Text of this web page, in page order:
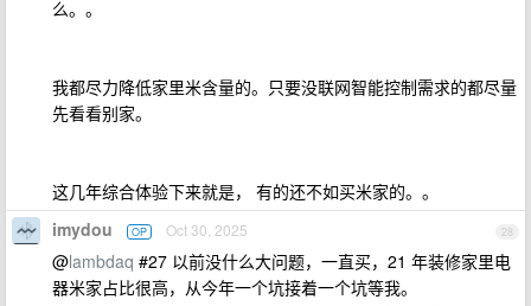
么。。
我都尽力降低家里米含量的。只要没联网智能控制需求的都尽量
先看看别家。
这几年综合体验下来就是， 有的还不如买米家的。。
28
imydou OP Oct 30, 2025
@lambdaq #27 以前没什么大问题，一直买，21 年装修家里电
器米家占比很高，从今年一个坑接着一个坑等我。